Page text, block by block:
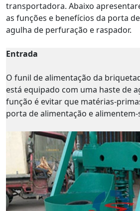
transportadora. Abaixo
as funções e benefícios da porta
agulha de perfuração e raspador.
Entrada
O funil de alimentação da
está equipado com uma haste de
função é evitar que matérias-
porta de alimentação e